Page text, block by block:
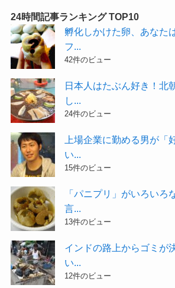
24時間記事ランキング TOP10
孵化しかけた卵、あなた
フ...
42件のビュー
日本人はたぶん好き！北
し...
24件のビュー
上場企業に勤める男が「
い...
15件のビュー
「パニプリ」がいろいろ
言...
13件のビュー
インドの路上からゴミが
い...
12件のビュー